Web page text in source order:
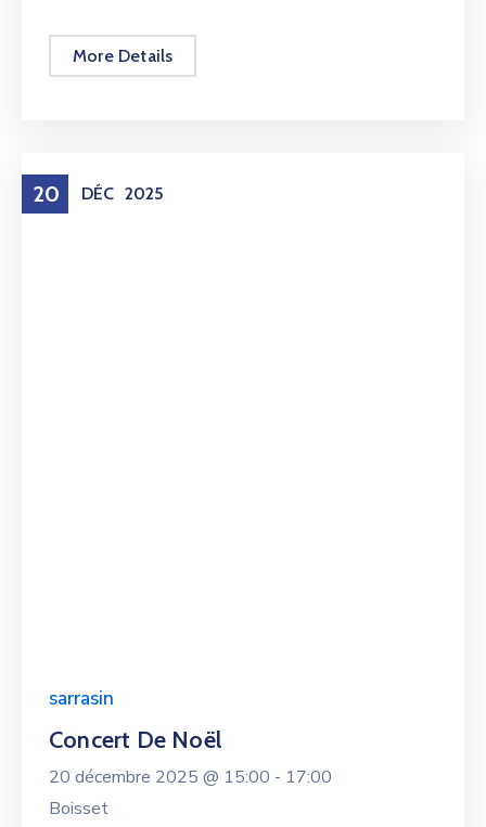
More Details
20 DÉC 2025
sarrasin
Concert De Noël
20 décembre 2025 @ 15:00 - 17:00
Boisset